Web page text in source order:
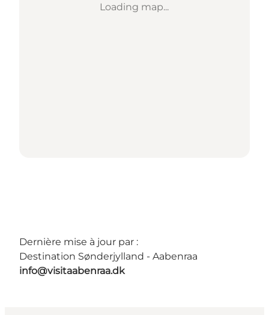
Loading map...
Dernière mise à jour par :
Destination Sønderjylland - Aabenraa
info@visitaabenraa.dk